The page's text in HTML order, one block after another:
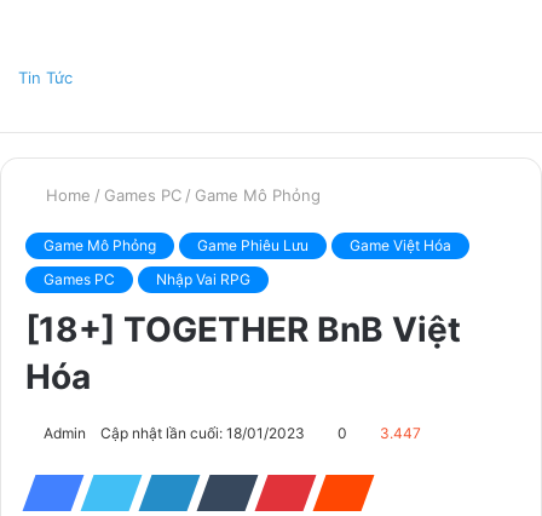
Tin Tức
Home / Games PC / Game Mô Phỏng
Game Mô Phỏng Game Phiêu Lưu
Game Việt Hóa
Games PC
Nhập Vai RPG
[18+] TOGETHER BnB Việt
Hóa
Admin Cập nhật lần cuối: 18/01/2023 0 3.447